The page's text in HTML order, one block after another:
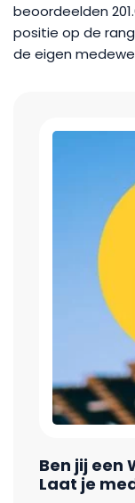
beoordeelden
positie op de
de eigen
Ben jij een
Laat je